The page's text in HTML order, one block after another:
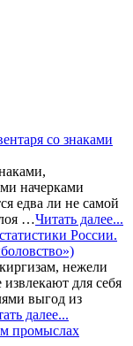
со знаками
начерками
едва ли не самой
…Читать далее...
России.
нежели
для себя
выгод из
далее...
промыслах